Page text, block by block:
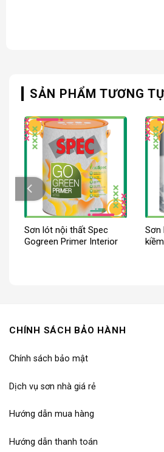
SẢN PHẨM TƯƠNG
Sơn lót nội thất Spec
Gogreen Primer Interior
Sơn
CHÍNH SÁCH BẢO HÀNH
Chính sách bảo mật
Dịch vụ sơn nhà giá rẻ
Hướng dẫn mua hàng
Hướng dẫn thanh toán